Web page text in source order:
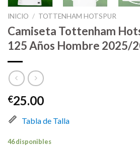
INICIO / TOTTENHAM HOTSPUR
Camiseta Tottenham
125 Años Hombre 2025/
€25.00
Tabla de Talla
46 disponibles